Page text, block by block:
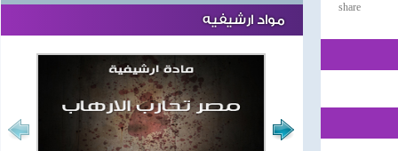
share
مواد ارشيفيه